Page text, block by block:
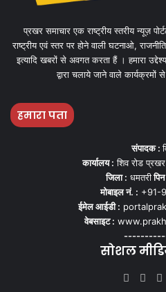
प्रखर समाचार एक राष्ट्रीय स्तरीय न्यूज़
राष्ट्रीय एवं स्तर पर होने वाली घटनाओ,
इत्यादि खबरों से अवगत करता हैं । हमारा
द्वारा चलाये जाने वाले
हमारा पता
संपादक :
कार्यालय : शिव रोड
जिला : धमतरी
मोबाइल नं. : +91-
ईमेल आईडी :
वेबसाइट :
सोशल